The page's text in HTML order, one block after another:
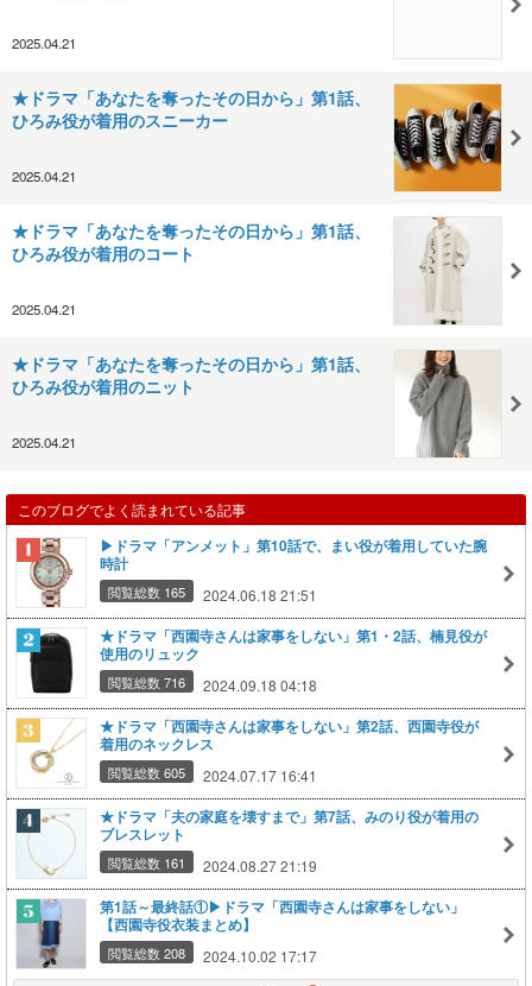
2025.04.21
★ドラマ「あなたを奪ったその日から」第1話、
ひろみ役が着用のスニーカー
2025.04.21
★ドラマ「あなたを奪ったその日から」第1話、
ひろみ役が着用のコート
2025.04.21
★ドラマ「あなたを奪ったその日から」第1話、
ひろみ役が着用のニット
2025.04.21
このブログでよく読まれている記事
▶ドラマ「アンメット」第10話で、​まい役が着用していた腕
時計
閲覧総数 165 2024.06.18 21:51
★ドラマ「西園寺さんは家事をしない」第1・2話、楠見役が
使用のリュック
閲覧総数 716 2024.09.18 04:18
★ドラマ「西園寺さんは家事をしない」第2話、西園寺役が
着用のネックレス
閲覧総数 605 2024.07.17 16:41
★ドラマ「夫の家庭を壊すまで」第7話、みのり役が着用の
ブレスレット
閲覧総数 161 2024.08.27 21:19
第1話～最終話①▶ドラマ「西園寺さんは家事をしない」
【西園寺役衣装まとめ】
閲覧総数 208 2024.10.02 17:17